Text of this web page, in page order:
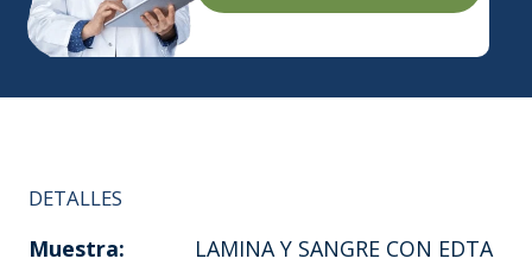
DETALLES
Muestra:
LAMINA Y SANGRE CON EDTA